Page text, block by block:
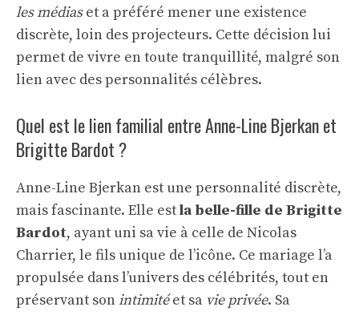
les médiaset a préféré mener une existence
discrète, loin des projecteurs. Cette décision lui
permet de vivre en toute tranquillité, malgré son
lien avec des personnalités célèbres.
Quel est le lien familial entre Anne-Line Bjerkan et
Brigitte Bardot ?
Anne-Line Bjerkan est une personnalité discrète,
mais fascinante. Elle estla belle-fille de Brigitte
Bardot, ayant uni sa vie à celle de Nicolas
Charrier, le fils unique de l’icône. Ce mariage l’a
propulsée dans l’univers des célébrités, tout en
préservant sonintimitéet sa vie privée. Sa